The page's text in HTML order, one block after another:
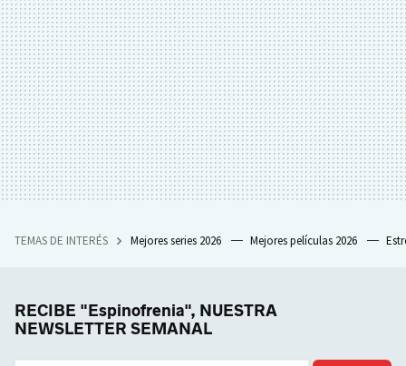
TEMAS DE INTERÉS Mejores series 2026 Mejores películas 2026
RECIBE "Espinofrenia", NUESTRA
NEWSLETTER SEMANAL